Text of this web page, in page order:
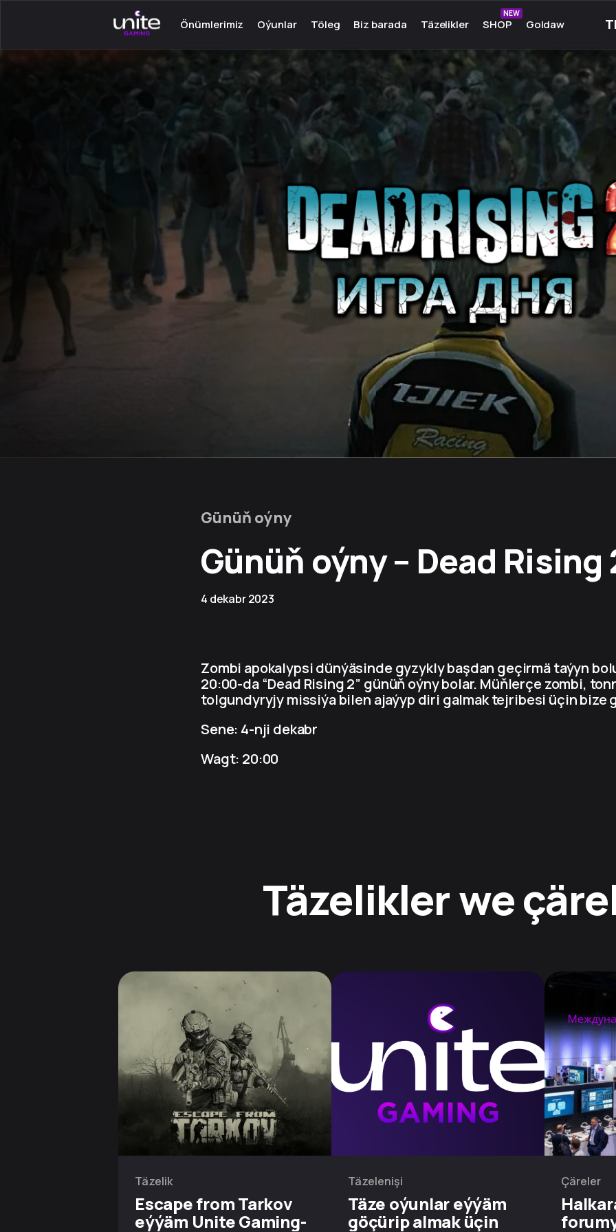
Önümlerimiz
PС üçin Launcher
Android üçin Launcher
PC üçin TeamSpeak
Android üçin Mumble
Açar - Steam
Oýunlar
Serwer oýunlary
Onlaýn oýunlary
Bir adamlyk oýunlary
Oýunlar üçin
Android üçin oýunlar
Oýunlar üçin
Töleg Biz barada
Toparymyz
Hyzmatdaşlar
Hünär
Çeşmeler
Täzelikler SHOP
NEW
Goldaw
Günüň oýny
Günüň oýny – Dead Rising
4 dekabr 2023
Zombi apokalypsi dünýäsinde gyzykly başdan geçirmä taýyn
20:00-da “Dead Rising 2” günüň oýny bolar. Müňlerçe zombi,
tolgundyryjy missiýa bilen ajaýyp diri galmak tejribesi üçin bize
Sene: 4-nji dekabr
Wagt: 20:00
Täzelikler we
Täzelik
Escape from Tarkov
eýýäm Unite Gaming-
Täzelenişi
Täze oýunlar eýýäm
göçürip almak üçin
Çäreler